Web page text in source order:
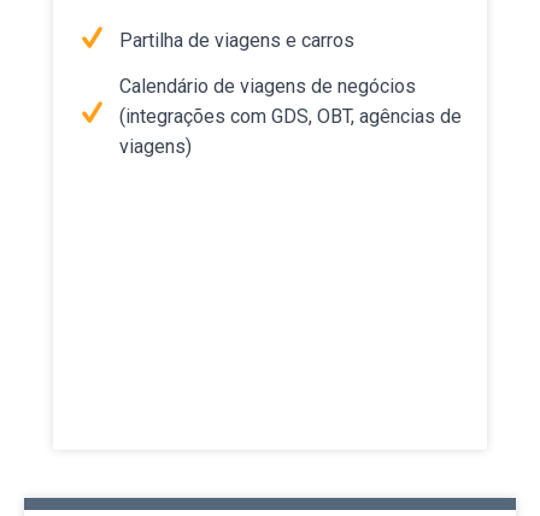
Partilha de viagens e carros
Calendário de viagens de negócios
(integrações com GDS, OBT, agências de
viagens)